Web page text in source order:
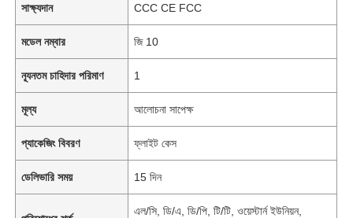
সাক্ষ্যদান CCC CE FCC
মডেল নম্বার জি 10
ন্যূনতম চাহিদার পরিমাণ 1
মূল্য আলোচনা সাপেক্ষ
প্যাকেজিং বিবরণ ফ্লাইট কেস
ডেলিভারি সময় 15 দিন
এল/সি, ডি/এ, ডি/পি, টি/টি, ওয়েস্টার্ন ইউনিয়ন,